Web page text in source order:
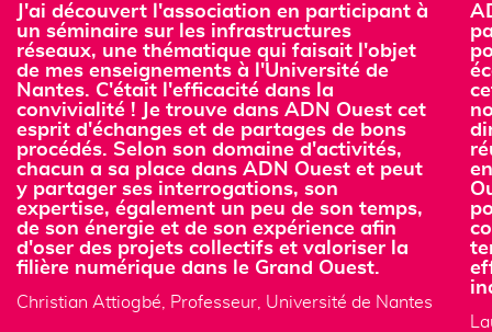
J'ai découvert l'association en participant à
un séminaire sur les infrastructures
réseaux, une thématique qui faisait l'objet
de mes enseignements à l'Université de
Nantes. C'était l'efficacité dans la
convivialité ! Je trouve dans ADN Ouest cet
esprit d'échanges et de partages de bons
procédés. Selon son domaine d'activités,
chacun a sa place dans ADN Ouest et peut
y partager ses interrogations, son
expertise, également un peu de son temps,
de son énergie et de son expérience afin
d'oser des projets collectifs et valoriser la
filière numérique dans le Grand Ouest.
Christian Attiogbé, Professeur, Université de Nantes